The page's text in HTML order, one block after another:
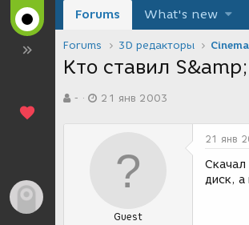
Forums What's new
Forums 3D редакторы
Кто ставил
в-
а
21 янв 2003
Guest
21 янв
Скачал
диск, а